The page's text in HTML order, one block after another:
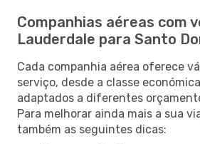
Companhias aéreas com
Lauderdale para Santo
Cada companhia aérea oferece
serviço, desde a classe
adaptados a diferentes
Para melhorar ainda mais a sua
também as seguintes dicas: